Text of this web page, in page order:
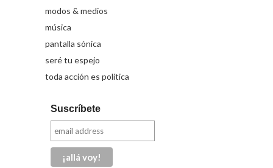
modos & medios
música
pantalla sónica
seré tu espejo
toda acción es política
Suscríbete